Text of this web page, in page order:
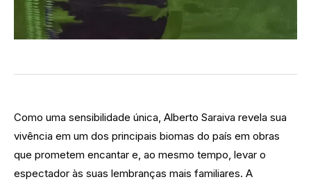
Como uma sensibilidade única, Alberto Saraiva revela sua
vivência em um dos principais biomas do país em obras
que prometem encantar e, ao mesmo tempo, levar o
espectador às suas lembranças mais familiares. A